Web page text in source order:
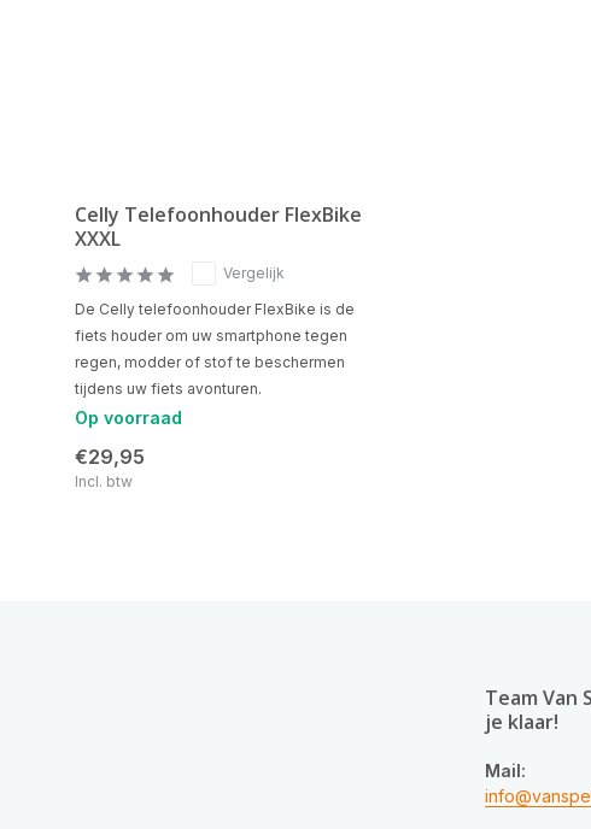
Celly Telefoonhouder FlexBike
XXXL
Vergelijk
De Celly telefoonhouder FlexBike is de
fiets houder om uw smartphone tegen
regen, modder of stof te beschermen
tijdens uw fiets avonturen.
Op voorraad
€29,95
Incl. btw
Team Van
je klaar!
Mail: